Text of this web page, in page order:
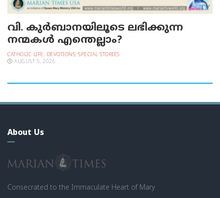
വി. കുര്‍ബാനയിലൂടെ ലഭിക്കുന്ന
നന്മകള്‍ എന്തെല്ലാം?
CATHOLIC LIFE, DEVOTIONS, SPECIAL STORIES
AUGUST 5, 2026
About Us
Consecrated to the Immaculate Heart of Mary